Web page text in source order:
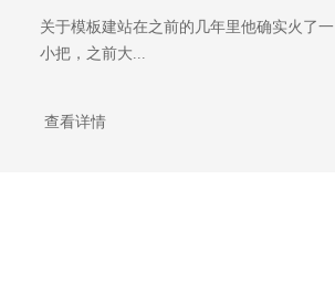
关于模板建站在之前的几年里他确实火了一
小把，之前大...
查看详情